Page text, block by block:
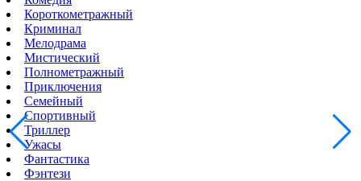
Короткометражный
Криминал
Мелодрама
Мистический
Полнометражный
Приключения
Семейный
Спортивный
Триллер
Ужасы
Фантастика
Фэнтези